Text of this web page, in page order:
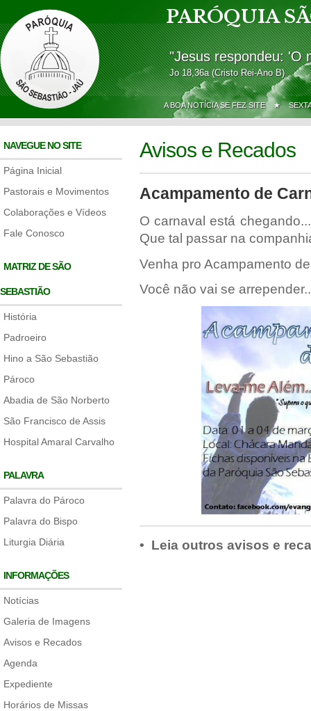
PARÓQUIA
"Jesus respondeu: 'O
Jo 18,36a (Cristo Rei-Ano B)
A BOA NOTÍCIA SE FEZ SITE ★
NAVEGUE NO SITE
Página Inicial
Pastorais e Movimentos
Colaborações e Vídeos
Fale Conosco
MATRIZ DE SÃO
SEBASTIÃO
História
Padroeiro
Hino a São Sebastião
Pároco
Abadia de São Norberto
São Francisco de Assis
Hospital Amaral Carvalho
PALAVRA
Palavra do Pároco
Palavra do Bispo
Liturgia Diária
INFORMAÇÕES
Notícias
Galeria de Imagens
Avisos e Recados
Agenda
Expediente
Horários de Missas
Avisos e Recados
Acampamento de
O carnaval está
Que tal passar na
Venha pro Acampamento
Você não vai se
• Leia outros avisos e